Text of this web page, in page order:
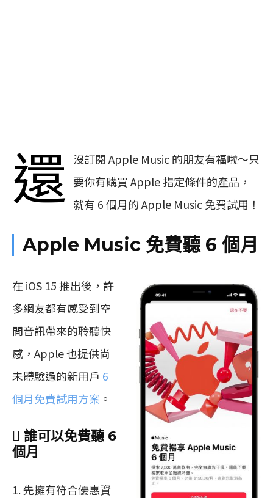
還 沒訂閱 Apple Music 的朋友有福啦～只
要你有購買 Apple 指定條件的產品，
就有 6 個月的 Apple Music 免費試用！
Apple Music 免費聽 6 個月
在 iOS 15 推出後，許
多網友都有感受到空
間音訊帶來的聆聽快
感，Apple 也提供尚
未體驗過的新用戶 6
個月免費試用方案 。
 誰可以免費聽 6
個月
先擁有符合優惠資